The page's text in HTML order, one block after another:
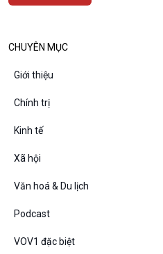
VOV1 đặc biệt
Chân dung cuộc sống
CHUYÊN MỤC
Giới thiệu
Chính trị
Kinh tế
Xã hội
Văn hoá & Du lịch
Podcast
VOV1 đặc biệt